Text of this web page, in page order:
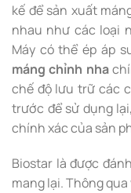
kế để sản xuất
nhau như các loại
Máy có thể ép áp
máng chỉnh nha
chế độ lưu trữ các
trước để sử dụng
chính xác của sản
Biostar là được
mang lại. Thông